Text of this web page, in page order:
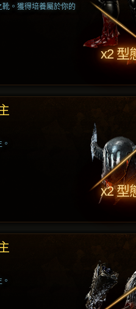
。獲得培養屬於你的
x2 型
x2 型